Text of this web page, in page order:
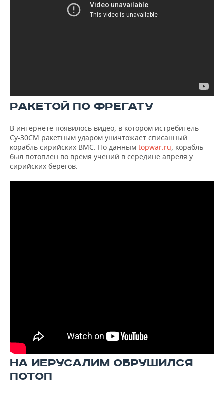
РАКЕТОЙ ПО ФРЕГАТУ
В интернете появилось видео, в котором истребитель
Су-30СМ ракетным ударом уничтожает списанный
корабль сирийских ВМС. По данным topwar.ru, корабль
был потоплен во время учений в середине апреля у
сирийских берегов.
НА ИЕРУСАЛИМ ОБРУШИЛСЯ
ПОТОП